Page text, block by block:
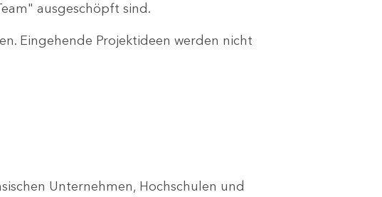
ausgeschöpft sind.
Eingehende Projektideen werden nicht
Unternehmen, Hochschulen und